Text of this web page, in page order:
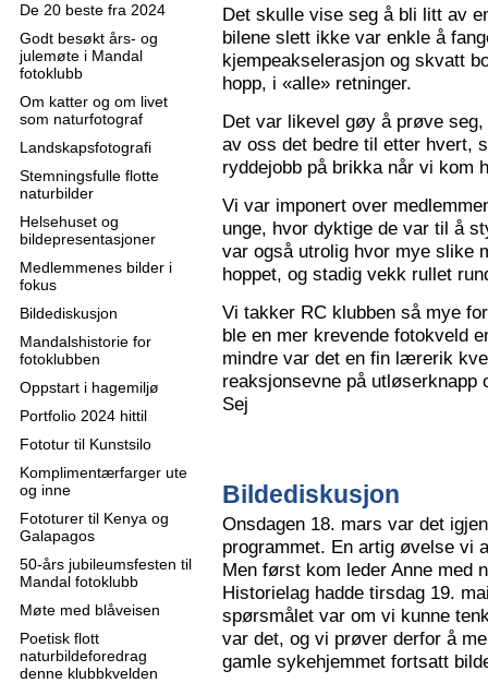
De 20 beste fra 2024
Godt besøkt års- og
julemøte i Mandal
fotoklubb
Om katter og om livet
som naturfotograf
Landskapsfotografi
Stemningsfulle flotte
naturbilder
Helsehuset og
bildepresentasjoner
Medlemmenes bilder i
fokus
Bildediskusjon
Mandalshistorie for
fotoklubben
Oppstart i hagemiljø
Portfolio 2024 hittil
Fototur til Kunstsilo
Komplimentærfarger ute
og inne
Fototurer til Kenya og
Galapagos
50-års jubileumsfesten til
Mandal fotoklubb
Møte med blåveisen
Poetisk flott
naturbildeforedrag
denne klubbkvelden
Det skulle vise seg å bli litt av
bilene slett ikke var enkle å
kjempeakselerasjon og skvatt
hopp, i «alle» retninger.
Det var likevel gøy å prøve
av oss det bedre til etter hvert,
ryddejobb på brikka når vi kom
Vi var imponert over
unge, hvor dyktige de var til å
var også utrolig hvor mye slike
hoppet, og stadig vekk rullet
Vi takker RC klubben så mye
ble en mer krevende fotokveld
mindre var det en fin lærerik
reaksjonsevne på utløserknapp
Sej
Bildediskusjon
Onsdagen 18. mars var det
programmet. En artig øvelse vi
Men først kom leder Anne med
Historielag hadde tirsdag 19.
spørsmålet var om vi kunne
var det, og vi prøver derfor å
gamle sykehjemmet fortsatt